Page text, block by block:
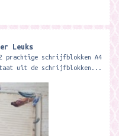
Leuks
prachtige schrijfblokken A4
uit de schrijfblokken...